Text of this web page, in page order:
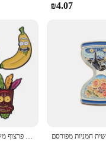
₪4.07
סט מוצר חדש סיכות אמייל 4-6 יח להגדיר מותאם אישית מצחיק פרצוף משושה דינוזאור קריקטורה soch lapel תג חמודים עבור אוהדים